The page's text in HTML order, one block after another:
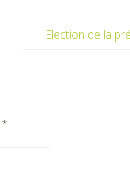
Election de la
*